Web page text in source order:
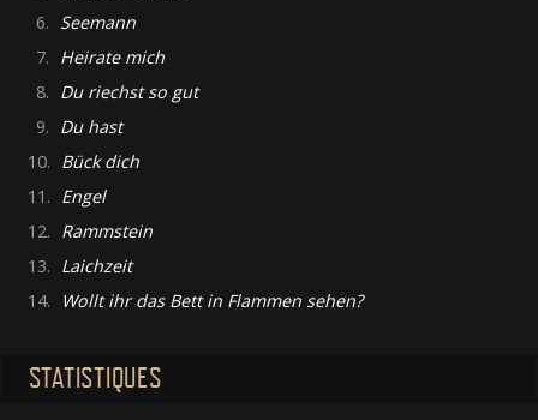
6. Seemann
7. Heirate mich
8. Du riechst so gut
9. Du hast
10. Bück dich
11. Engel
12. Rammstein
13. Laichzeit
14.
Wollt ihr das Bett in Flammen sehen?
STATISTIQUES